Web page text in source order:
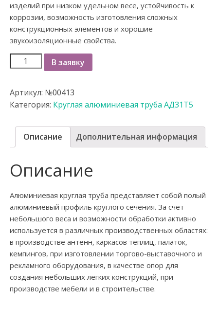
изделий при низком удельном весе, устойчивость к
коррозии, возможность изготовления сложных
конструкционных элементов и хорошие
звукоизоляционные свойства.
В заявку
Артикул: №00413
Категория: Круглая алюминиевая труба АД31Т5
Описание Дополнительная информация
Описание
Алюминиевая круглая труба представляет собой полый
алюминиевый профиль круглого сечения. За счет
небольшого веса и возможности обработки активно
используется в различных производственных областях:
в производстве антенн, каркасов теплиц, палаток,
кемпингов, при изготовлении торгово-выставочного и
рекламного оборудования, в качестве опор для
создания небольших легких конструкций, при
производстве мебели и в строительстве.